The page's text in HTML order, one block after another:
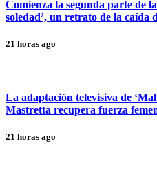
Comienza la segunda parte de
soledad’, un retrato de la caída
21 horas ago
La adaptación televisiva de ‘Mal
Mastretta recupera fuerza
21 horas ago